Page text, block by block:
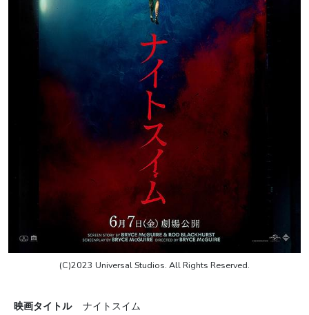
(C)2023 Universal Studios. All Rights Reserved.
映画タイトル
ナイトスイム